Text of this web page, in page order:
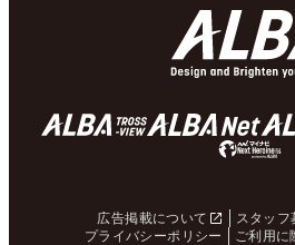
広告掲載について スタッフ
プライバシーポリシー
ご利用に